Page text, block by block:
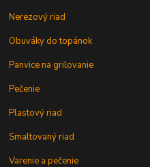
Nerezový riad
Obuváky do topánok
Panvice na grilovanie
Pečenie
Plastový riad
Smaltovaný riad
Varenie a pečenie